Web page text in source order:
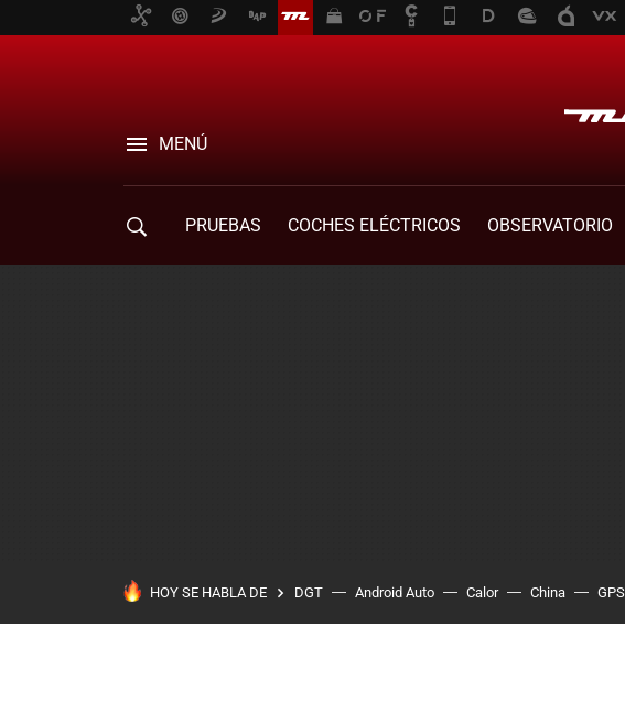
MENÚ
PRUEBAS COCHES ELÉCTRICOS OBSERVATORIO
HOY SE HABLA DE DGT Android Auto Calor China GPS